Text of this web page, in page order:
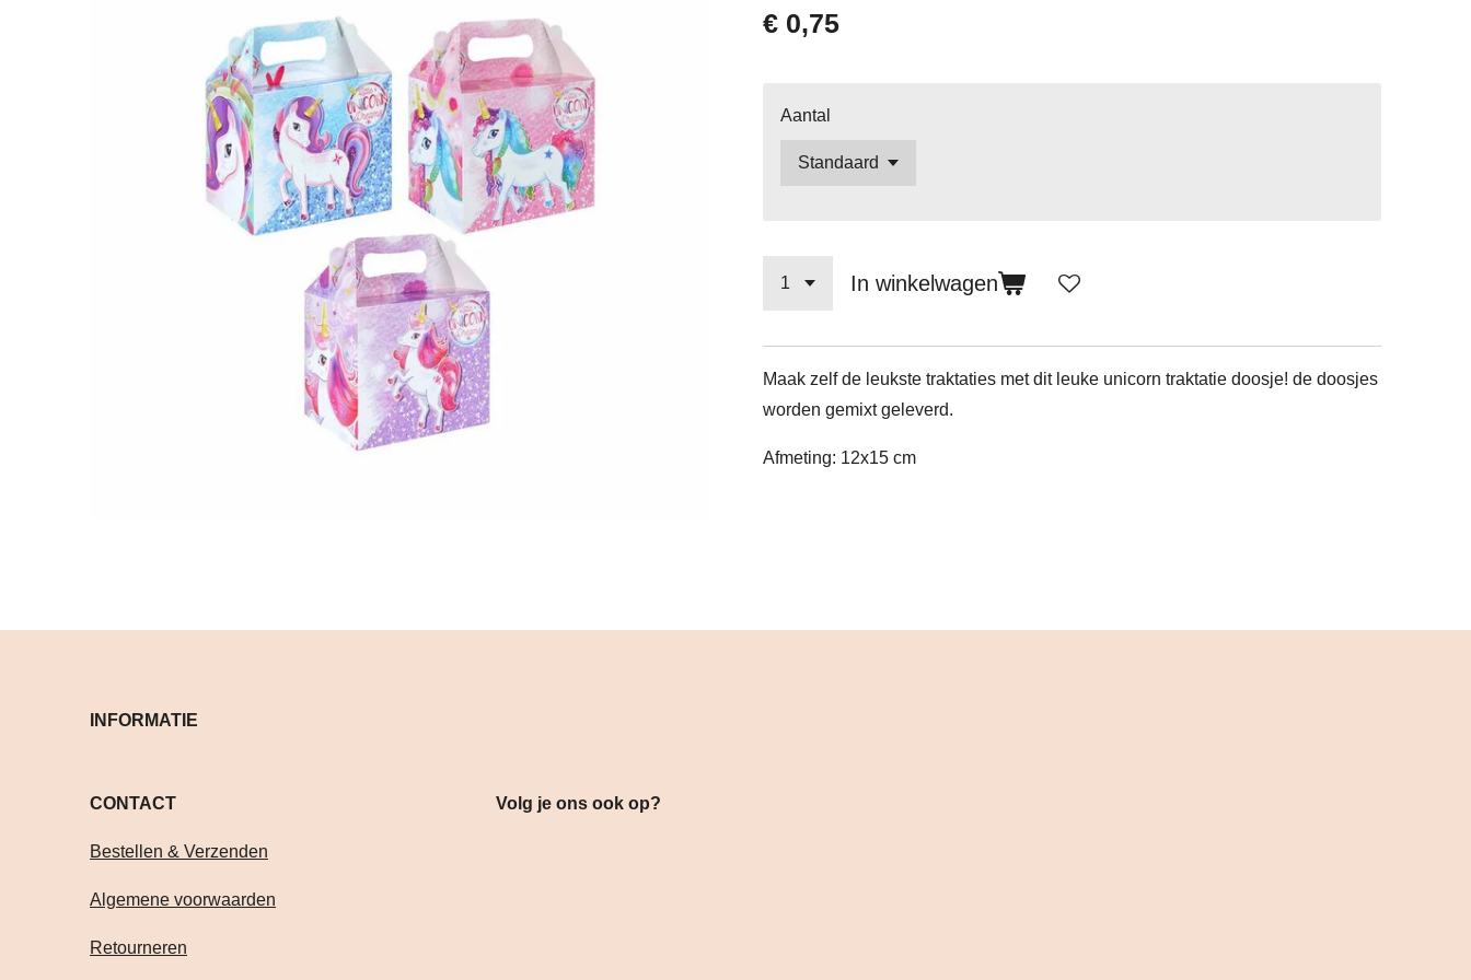
€ 0,75
Aantal
In winkelwagen
Maak zelf de leukste traktaties met dit leuke unicorn traktatie doosje! de doosjes
worden gemixt geleverd.
Afmeting: 12x15 cm
INFORMATIE
CONTACT Volg je ons ook op?
Bestellen & Verzenden
Algemene voorwaarden
Retourneren